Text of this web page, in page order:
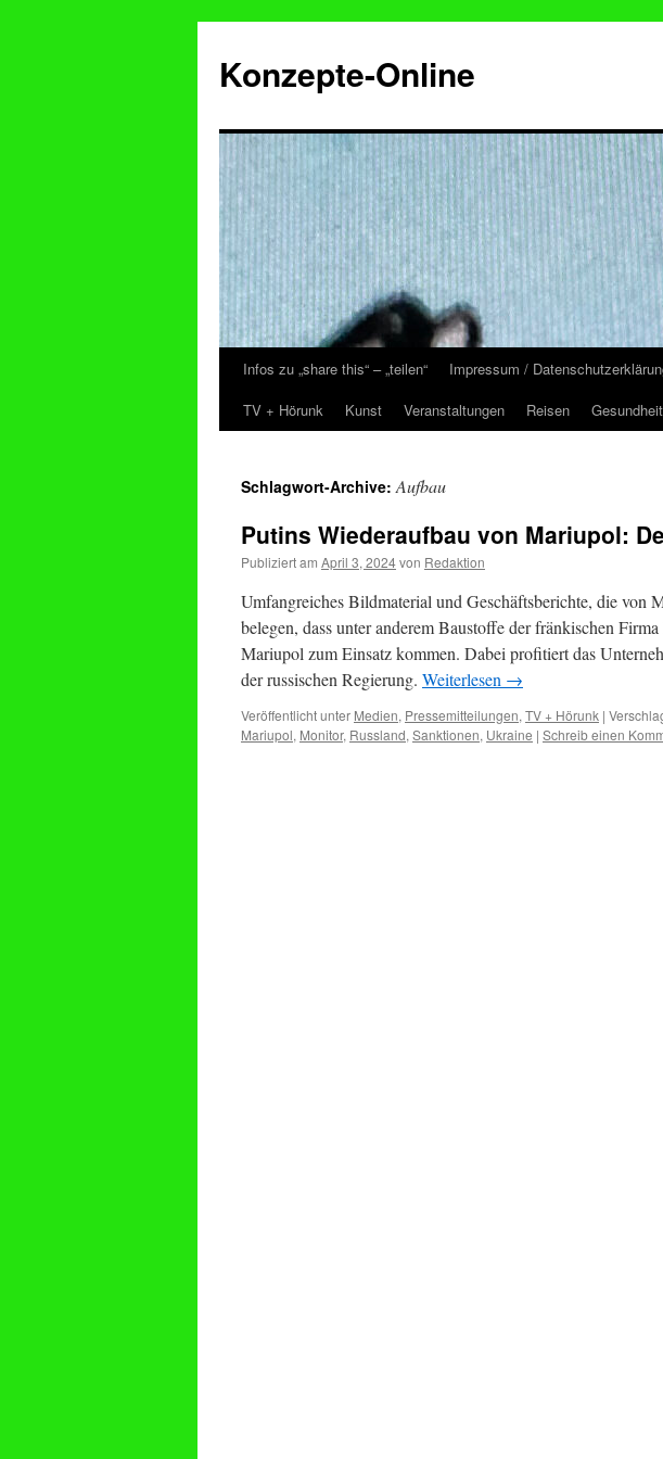
Konzepte-Online
Zum
Inhalt
Infos zu „share this“ – „teilen“ Impressum /
TV + Hörunk
Kunst Veranstaltungen Reisen Gesundheit
Schlagwort-Archive:Aufbau
Putins Wiederaufbau von Mariupol:
Publiziert am April 3, 2024von Redaktion
Umfangreiches Bildmaterial und Geschäftsberichte, die von
belegen, dass unter anderem Baustoffe der fränkischen
Mariupol zum Einsatz kommen. Dabei profitiert das
der russischen Regierung. Weiterlesen →
Veröffentlicht unter Medien, Pressemitteilungen, TV + Hörunk |
Mariupol, Monitor, Russland, Sanktionen, Ukraine | Schreib einen